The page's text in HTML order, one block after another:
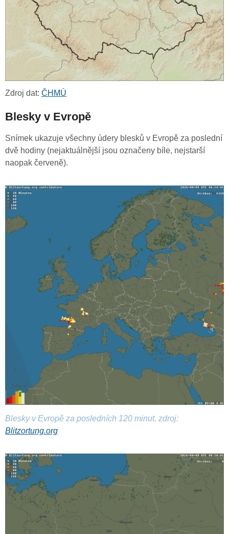
Zdroj dat: ČHMÚ
Blesky v Evropě
Snímek ukazuje všechny údery blesků v Evropě za poslední
dvě hodiny (nejaktuálnější jsou označeny bíle, nejstarší
naopak červeně).
Blesky v Evropě za posledních 120 minut, zdroj:
Blitzortung.org